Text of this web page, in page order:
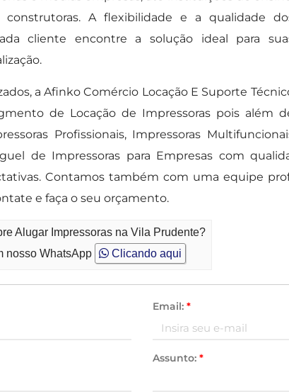
construtoras. A flexibilidade e a qualidade
cliente encontre a solução ideal para
a Afinko Comércio Locação E Suporte
de Locação de Impressoras pois além
Profissionais, Impressoras
de Impressoras para Empresas com
Contamos também com uma equipe
e faça o seu orçamento.
Alugar Impressoras na Vila Prudente?
nosso WhatsApp Clicando aqui
Email: *
Assunto: *